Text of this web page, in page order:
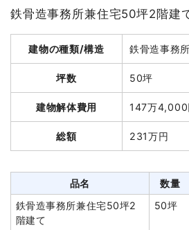
木造住宅50坪2階建て
50坪
養生費
270m²
土間コンクリート撤去
1式
植木・植栽撤去
1式
門扉・門柱撤去
ブロック塀撤去
1m³
諸経費
値引き
小計
建物解体費用 504万7,515
総額 707万
品名
軽量鉄骨造アパート108坪2
108坪
植木・植栽撤去
1式
土間コンクリート撤去
70m²
鉄骨造事務所兼住宅50坪2階建
建物の種類/構造 鉄骨造事務
坪数 50坪
建物解体費用 147万4,000
総額 231万円
品名 数量
鉄骨造事務所兼住宅50坪2
階建て
50坪